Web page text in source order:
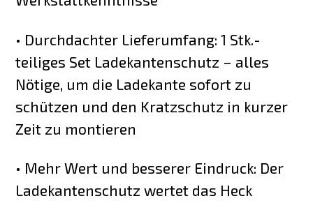
• Durchdachter Lieferumfang: 1 Stk.-
teiliges Set Ladekantenschutz – alles
Nötige, um die Ladekante sofort zu
schützen und den Kratzschutz in kurzer
Zeit zu montieren
• Mehr Wert und besserer Eindruck: Der
Ladekantenschutz wertet das Heck